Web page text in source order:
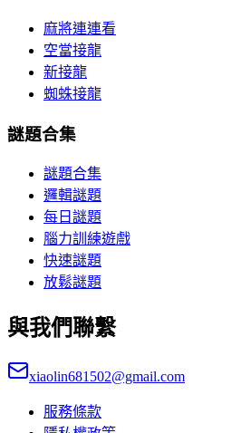
麻將連連看
空當接龍
新接龍
蜘蛛接龍
謎題合集
謎題合集
邏輯謎題
每日謎題
腦力訓練遊戲
快速謎題
放鬆謎題
與我們聯繫
xiaolin681502@gmail.com
服務條款